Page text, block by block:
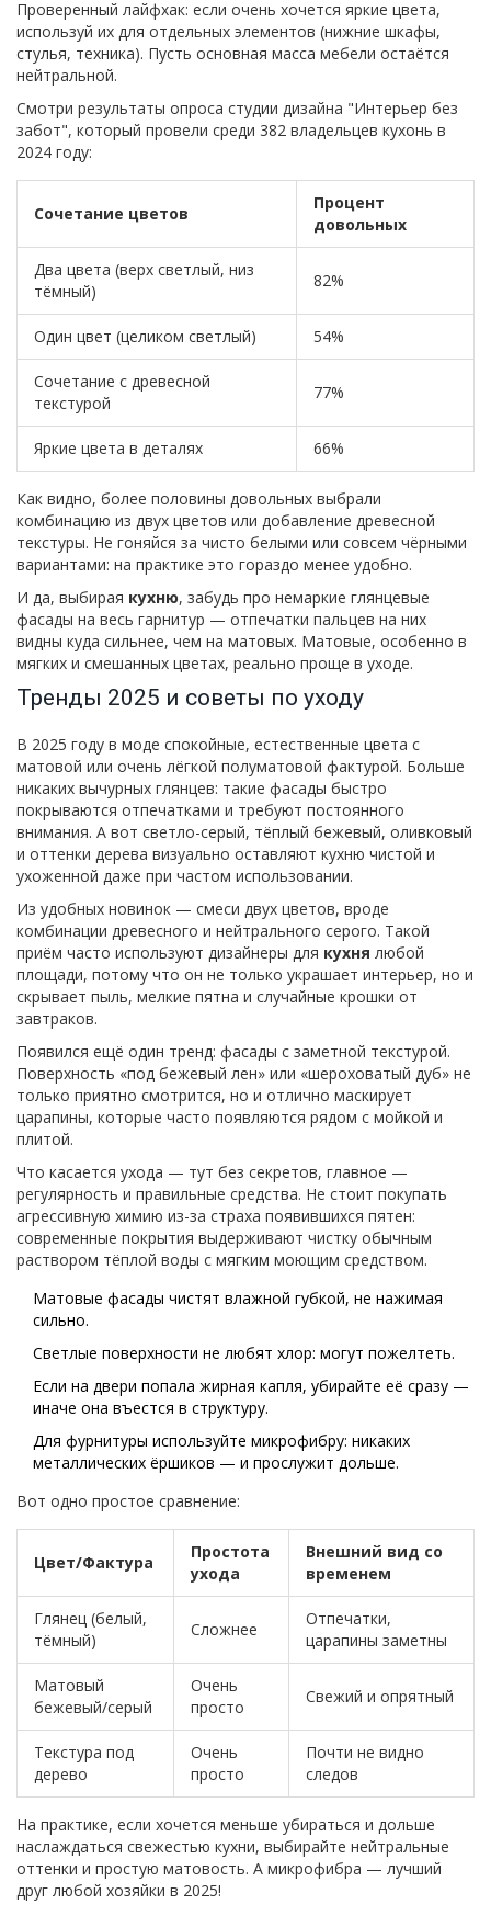
Проверенный лайфхак: если очень хочется яркие цвета,
используй их для отдельных элементов (нижние шкафы,
стулья, техника). Пусть основная масса мебели остаётся
нейтральной.
Смотри результаты опроса студии дизайна "Интерьер без
забот", который провели среди 382 владельцев кухонь в
2024 году:
Сочетание цветов
Процент
довольных
Два цвета (верх светлый, низ
тёмный)
82%
Один цвет (целиком светлый) 54%
Сочетание с древесной
текстурой
77%
Яркие цвета в деталях 66%
Как видно, более половины довольных выбрали
комбинацию из двух цветов или добавление древесной
текстуры. Не гоняйся за чисто белыми или совсем чёрными
вариантами: на практике это гораздо менее удобно.
И да, выбирая кухню, забудь про немаркие глянцевые
фасады на весь гарнитур — отпечатки пальцев на них
видны куда сильнее, чем на матовых. Матовые, особенно в
мягких и смешанных цветах, реально проще в уходе.
Тренды 2025 и советы по уходу
В 2025 году в моде спокойные, естественные цвета с
матовой или очень лёгкой полуматовой фактурой. Больше
никаких вычурных глянцев: такие фасады быстро
покрываются отпечатками и требуют постоянного
внимания. А вот светло-серый, тёплый бежевый, оливковый
и оттенки дерева визуально оставляют кухню чистой и
ухоженной даже при частом использовании.
Из удобных новинок — смеси двух цветов, вроде
комбинации древесного и нейтрального серого. Такой
приём часто используют дизайнеры для кухня любой
площади, потому что он не только украшает интерьер, но и
скрывает пыль, мелкие пятна и случайные крошки от
завтраков.
Появился ещё один тренд: фасады с заметной текстурой.
Поверхность «под бежевый лен» или «шероховатый дуб» не
только приятно смотрится, но и отлично маскирует
царапины, которые часто появляются рядом с мойкой и
плитой.
Что касается ухода — тут без секретов, главное —
регулярность и правильные средства. Не стоит покупать
агрессивную химию из-за страха появившихся пятен:
современные покрытия выдерживают чистку обычным
раствором тёплой воды с мягким моющим средством.
Матовые фасады чистят влажной губкой, не нажимая
сильно.
Светлые поверхности не любят хлор: могут пожелтеть.
Если на двери попала жирная капля, убирайте её сразу —
иначе она въестся в структуру.
Для фурнитуры используйте микрофибру: никаких
металлических ёршиков — и прослужит дольше.
Вот одно простое сравнение:
Цвет/Фактура
Простота
ухода
Внешний вид со
временем
Глянец (белый,
тёмный)
Сложнее
Отпечатки,
царапины заметны
Матовый
бежевый/серый
Очень
просто
Свежий и опрятный
Текстура под
дерево
Очень
просто
Почти не видно
следов
На практике, если хочется меньше убираться и дольше
наслаждаться свежестью кухни, выбирайте нейтральные
оттенки и простую матовость. А микрофибра — лучший
друг любой хозяйки в 2025!